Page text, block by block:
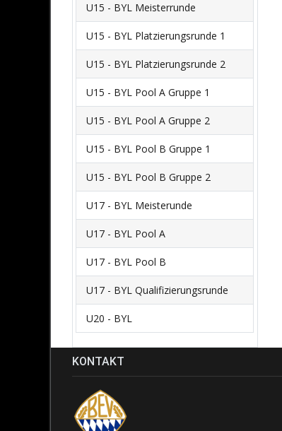
U15 - BYL Meisterrunde
U15 - BYL Platzierungsrunde 1
U15 - BYL Platzierungsrunde 2
U15 - BYL Pool A Gruppe 1
U15 - BYL Pool A Gruppe 2
U15 - BYL Pool B Gruppe 1
U15 - BYL Pool B Gruppe 2
U17 - BYL Meisterunde
U17 - BYL Pool A
U17 - BYL Pool B
U17 - BYL Qualifizierungsrunde
U20 - BYL
KONTAKT